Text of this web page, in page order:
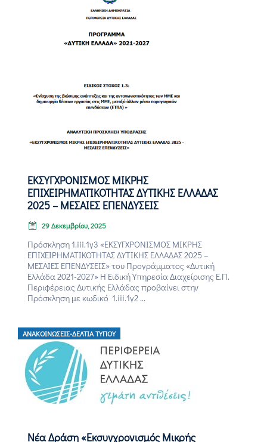
ΕΚΣΥΓΧΡΟΝΙΣΜΟΣ ΜΙΚΡΗΣ
ΕΠΙΧΕΙΡΗΜΑΤΙΚΟΤΗΤΑΣ ΔΥΤΙΚΗΣ ΕΛΛΑΔΑΣ
2025 – ΜΕΣΑΙΕΣ ΕΠΕΝΔΥΣΕΙΣ
29 Δεκεμβρίου, 2025
Πρόσκληση 1.iii.1γ3 «ΕΚΣΥΓΧΡΟΝΙΣΜΟΣ ΜΙΚΡΗΣ
ΕΠΙΧΕΙΡΗΜΑΤΙΚΟΤΗΤΑΣ ΔΥΤΙΚΗΣ ΕΛΛΑΔΑΣ 2025 –
ΜΕΣΑΙΕΣ ΕΠΕΝΔΥΣΕΙΣ» του Προγράμματος «Δυτική
Ελλάδα 2021-2027» Η Ειδική Υπηρεσία Διαχείρισης Ε.Π.
Περιφέρειας Δυτικής Ελλάδας προβαίνει στην
Πρόσκληση με κωδικό 1.iii.1γ2 ...
ΑΝΑΚΟΙΝΏΣΕΙΣ-ΔΕΛΤΊΑ ΤΎΠΟΥ
Νέα Δράση «Εκσυγχρονισμός Μικρής